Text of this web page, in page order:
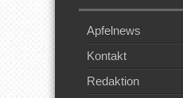
Apfelnews
Kontakt
Redaktion